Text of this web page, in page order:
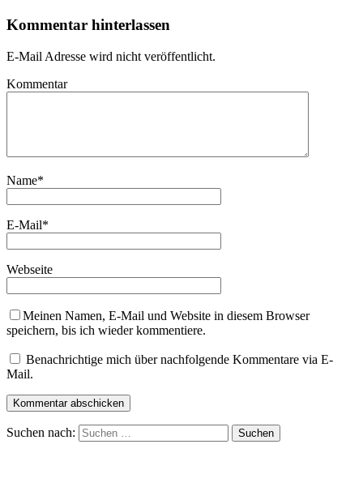
Kommentar hinterlassen
E-Mail Adresse wird nicht veröffentlicht.
Kommentar
Name*
E-Mail*
Webseite
Meinen Namen, E-Mail und Website in diesem Browser
speichern, bis ich wieder kommentiere.
Benachrichtige mich über nachfolgende Kommentare via E-
Mail.
Suchen nach: